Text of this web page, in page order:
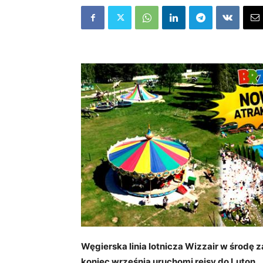
Węgierska linia lotnicza Wizzair w środę